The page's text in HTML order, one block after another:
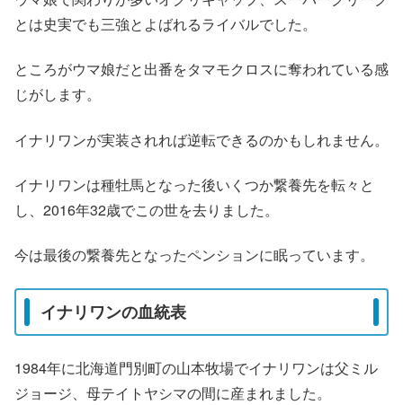
とは史実でも三強とよばれるライバルでした。
ところがウマ娘だと出番をタマモクロスに奪われている感
じがします。
イナリワンが実装されれば逆転できるのかもしれません。
イナリワンは種牡馬となった後いくつか繋養先を転々と
し、2016年32歳でこの世を去りました。
今は最後の繋養先となったペンションに眠っています。
イナリワンの血統表
1984年に北海道門別町の山本牧場でイナリワンは父ミル
ジョージ、母テイトヤシマの間に産まれました。